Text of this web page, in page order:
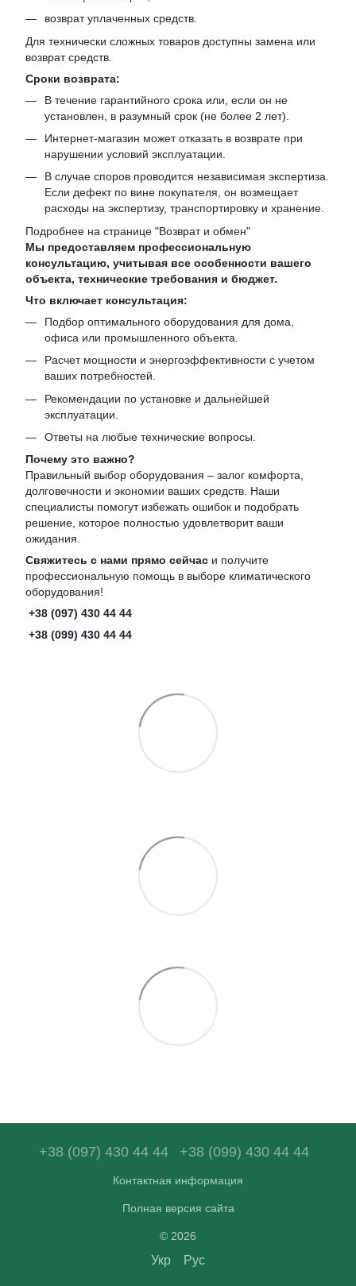
возврат уплаченных средств.
Для технически сложных товаров доступны замена или
возврат средств.
Сроки возврата:
В течение гарантийного срока или, если он не
установлен, в разумный срок (не более 2 лет).
Интернет-магазин может отказать в возврате при
нарушении условий эксплуатации.
В случае споров проводится независимая экспертиза.
Если дефект по вине покупателя, он возмещает
расходы на экспертизу, транспортировку и хранение.
Подробнее на странице "Возврат и обмен"
Мы предоставляем профессиональную
консультацию, учитывая все особенности вашего
объекта, технические требования и бюджет.
Что включает консультация:
Подбор оптимального оборудования для дома,
офиса или промышленного объекта.
Расчет мощности и энергоэффективности с учетом
ваших потребностей.
Рекомендации по установке и дальнейшей
эксплуатации.
Ответы на любые технические вопросы.
Почему это важно?
Правильный выбор оборудования – залог комфорта,
долговечности и экономии ваших средств. Наши
специалисты помогут избежать ошибок и подобрать
решение, которое полностью удовлетворит ваши
ожидания.
Свяжитесь с нами прямо сейчас и получите
профессиональную помощь в выборе климатического
оборудования!
+38 (097) 430 44 44
+38 (099) 430 44 44
+38 (097) 430 44 44 +38 (099) 430 44 44
Контактная информация
Полная версия сайта
© 2026
Укр Рус